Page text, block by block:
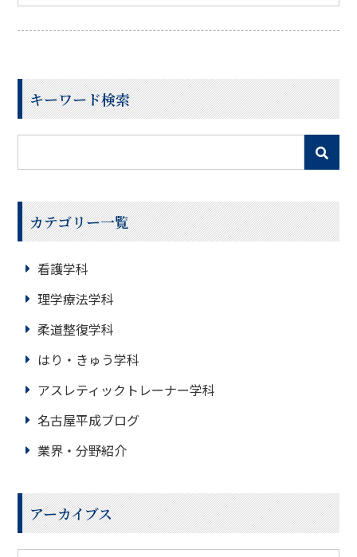
オープンキャンパスに参加したきっかけを教えてく
ださい。 友人に誘われました。また、ガイダンスのと
ンパスにはいつ、何回参加しましたか？ 高校3年生6
キーワード検索
カテゴリー一覧
看護学科
理学療法学科
柔道整復学科
はり・きゅう学科
アスレティックトレーナー学科
名古屋平成ブログ
業界・分野紹介
アーカイブス